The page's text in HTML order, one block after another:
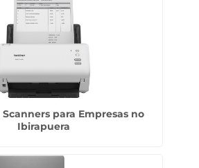
Scanners para Empresas no
Ibirapuera